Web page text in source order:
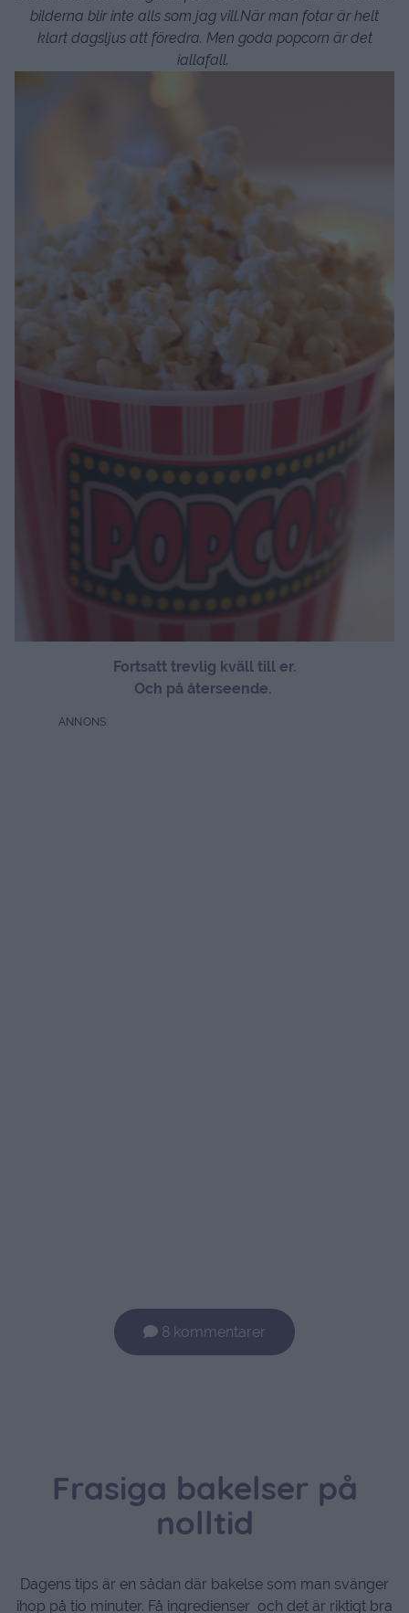
bilderna blir inte alls som jag vill.När man fotar är helt
klart dagsljus att föredra. Men goda popcorn är det
iallafall.
Fortsatt trevlig kväll till er.
Och på återseende.
8 kommentarer
Frasiga bakelser på
nolltid
Dagens tips är en sådan där bakelse som man svänger
ihop på tio minuter. Få ingredienser och det är riktigt bra